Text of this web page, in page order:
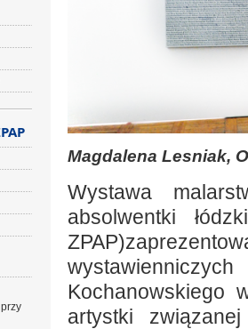
Magdalena Lesniak,
Wystawa
absolwentki
Kochanowskiego
artystki